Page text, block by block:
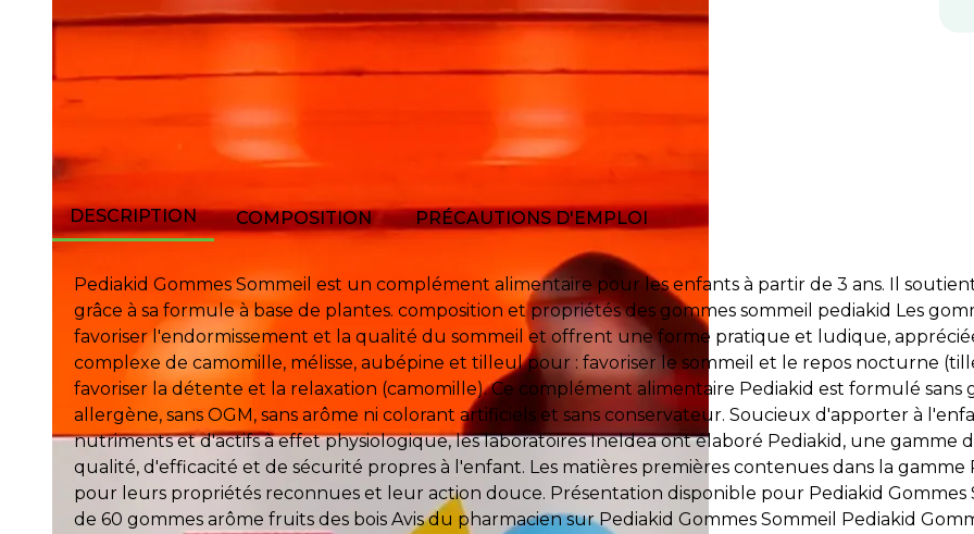
DESCRIPTION COMPOSITION PRÉCAUTIONS D'EMPLOI
Pediakid Gommes Sommeil est un complément alimentaire pour les enfants à partir de 3 ans. Il
grâce à sa formule à base de plantes. composition et propriétés des gommes sommeil pediakid Les
favoriser l'endormissement et la qualité du sommeil et offrent une forme pratique et ludique,
complexe de camomille, mélisse, aubépine et tilleul pour : favoriser le sommeil et le repos nocturne
favoriser la détente et la relaxation (camomille). Ce complément alimentaire Pediakid est formulé sans
allergène, sans OGM, sans arôme ni colorant artificiels et sans conservateur. Soucieux d'apporter à
nutriments et d'actifs à effet physiologique, les laboratoires Ineldea ont élaboré Pediakid, une gamme
qualité, d'efficacité et de sécurité propres à l'enfant. Les matières premières contenues dans la
pour leurs propriétés reconnues et leur action douce. Présentation disponible pour Pediakid
de 60 gommes arôme fruits des bois Avis du pharmacien sur Pediakid Gommes Sommeil Pediakid